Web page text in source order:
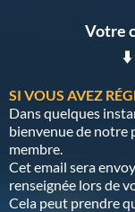
Votre
⬇️
SI VOUS AVEZ
Dans quelques
bienvenue de notre
membre.
Cet email sera
renseignée lors de
Cela peut prendre